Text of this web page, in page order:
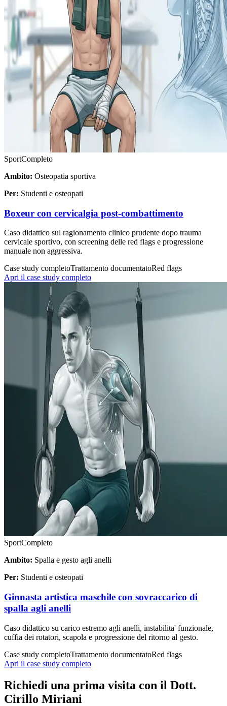
SportCompleto
Ambito: Osteopatia sportiva
Per: Studenti e osteopati
Boxeur con cervicalgia post-combattimento
Caso didattico sul ragionamento clinico prudente dopo trauma
cervicale sportivo, con screening delle red flags e progressione
manuale non aggressiva.
Case study completoTrattamento documentatoRed flags
Apri il case study completo
SportCompleto
Ambito: Spalla e gesto agli anelli
Per: Studenti e osteopati
Ginnasta artistica maschile con sovraccarico di
spalla agli anelli
Caso didattico su carico estremo agli anelli, instabilita' funzionale,
cuffia dei rotatori, scapola e progressione del ritorno al gesto.
Case study completoTrattamento documentatoRed flags
Apri il case study completo
Richiedi una prima visita con il Dott.
Cirillo Miriani